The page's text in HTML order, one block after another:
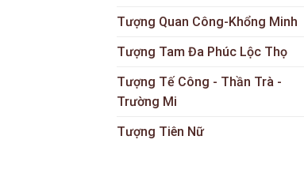
Tượng Quan Công-Khổng Minh
Tượng Tam Đa Phúc Lộc Thọ
Tượng Tế Công - Thần Trà -
Trường Mi
Tượng Tiên Nữ